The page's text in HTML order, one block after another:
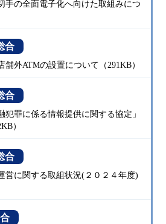
手の全面電子化へ向けた取組みにつ
合
外ATMの設置について（291KB）
合
犯罪に係る情報提供に関する協定」
）
合
営に関する取組状況(２０２４年度)